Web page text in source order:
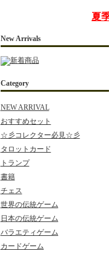
夏
New Arrivals
Category
NEW ARRIVAL
おすすめセット
☆彡コレクター必見☆彡
タロットカード
トランプ
書籍
チェス
世界の伝統ゲーム
日本の伝統ゲーム
バラエティゲーム
カードゲーム